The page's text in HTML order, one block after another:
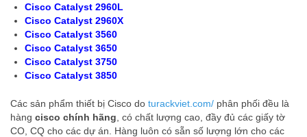
Cisco Catalyst 2960L
Cisco Catalyst 2960X
Cisco Catalyst 3560
Cisco Catalyst 3650
Cisco Catalyst 3750
Cisco Catalyst 3850
Các sản phẩm thiết bị Cisco do turackviet.com/ phân phối đều là
hàng cisco chính hãng , có chất lượng cao, đầy đủ các giấy tờ
CO, CQ cho các dự án. Hàng luôn có sẵn số lượng lớn cho các